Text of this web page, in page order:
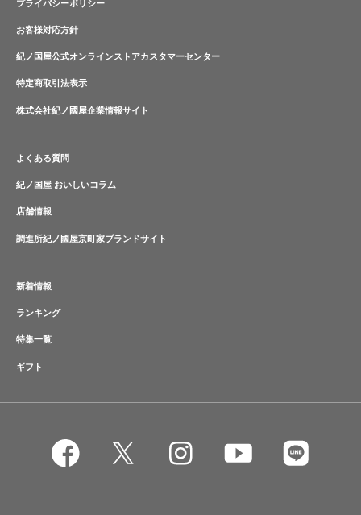
プライバシーポリシー
お客様対応方針
紀ノ国屋公式オンラインストアカスタマーセンター
特定商取引法表示
株式会社紀ノ國屋企業情報サイト
よくある質問
紀ノ国屋 おいしいコラム
店舗情報
調進所紀ノ國屋京町家ブランドサイト
新着情報
ランキング
特集一覧
ギフト